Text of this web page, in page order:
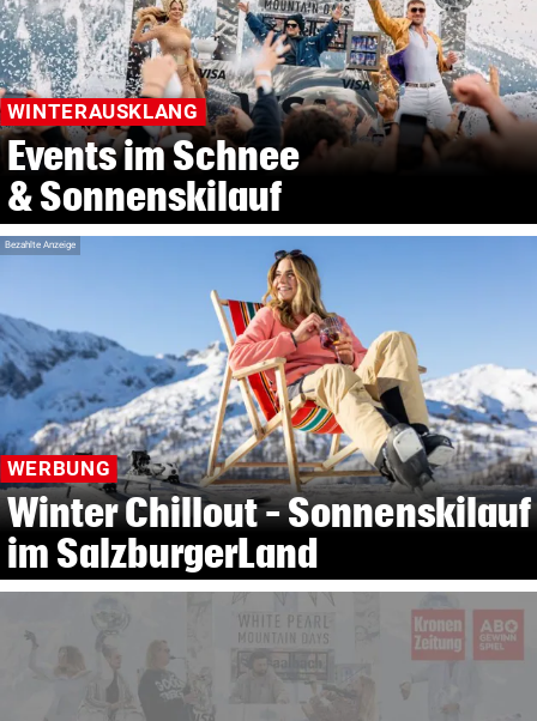
WINTERAUSKLANG
Events im Schnee
& Sonnenskilauf
WERBUNG
Winter Chillout – Sonnenskilauf
im SalzburgerLand
Bezahlte Anzeige